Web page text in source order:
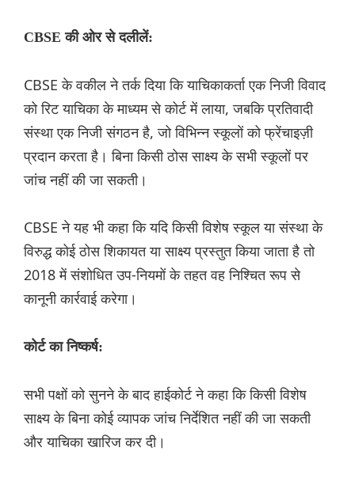
CBSE की ओर से दलीलें:
CBSE के वकील ने तर्क दिया कि याचिकाकर्ता एक निजी विवाद
को रिट याचिका के माध्यम से कोर्ट में लाया, जबकि प्रतिवादी
संस्था एक निजी संगठन है, जो विभिन्न स्कूलों को फ्रेंचाइज़ी
प्रदान करता है। बिना किसी ठोस साक्ष्य के सभी स्कूलों पर
जांच नहीं की जा सकती।
CBSE ने यह भी कहा कि यदि किसी विशेष स्कूल या संस्था के
विरुद्ध कोई ठोस शिकायत या साक्ष्य प्रस्तुत किया जाता है तो
2018 में संशोधित उप-नियमों के तहत वह निश्चित रूप से
कानूनी कार्रवाई करेगा।
कोर्ट का निष्कर्ष:
सभी पक्षों को सुनने के बाद हाईकोर्ट ने कहा कि किसी विशेष
साक्ष्य के बिना कोई व्यापक जांच निर्देशित नहीं की जा सकती
और याचिका खारिज कर दी।